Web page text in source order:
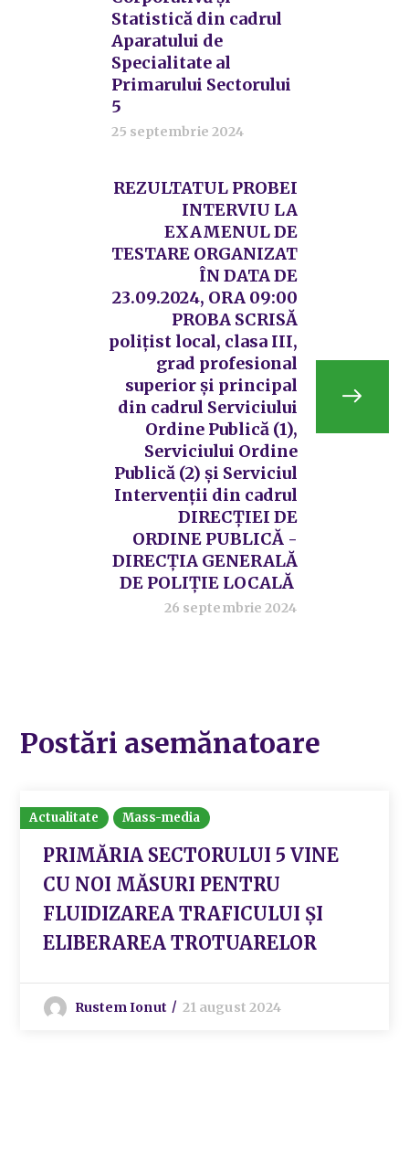
Statistică din cadrul
Aparatului de
Specialitate al
Primarului Sectorului
5
25 septembrie 2024
REZULTATUL PROBEI
INTERVIU LA
EXAMENUL DE
TESTARE ORGANIZAT
ÎN DATA DE
23.09.2024, ORA 09:00
PROBA SCRISĂ
polițist local, clasa III,
grad profesional
superior și principal
din cadrul Serviciului
Ordine Publică (1),
Serviciului Ordine
Publică (2) și Serviciul
Intervenții din cadrul
DIRECȚIEI DE
ORDINE PUBLICĂ -
DIRECȚIA GENERALĂ
DE POLIȚIE LOCALĂ
26 septembrie 2024
Postări asemănatoare
Actualitate Mass-media
PRIMĂRIA SECTORULUI 5 VINE
CU NOI MĂSURI PENTRU
FLUIDIZAREA TRAFICULUI ȘI
ELIBERAREA TROTUARELOR
Rustem Ionut 21 august 2024